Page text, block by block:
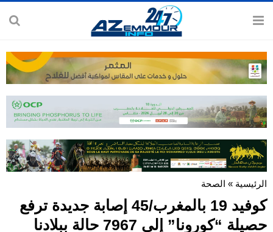
الرئيسية » الصحة
كوفيد 19 بالمغرب/45 إصابة جديدة ترفع
حصيلة “كورونا” إلى 7967 حالة ببلادنا